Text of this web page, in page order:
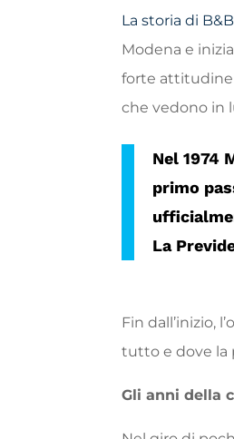
La storia di
Modena e
forte attitudine
che vedono in
Nel 1974
primo
La
Fin dall’inizio,
tutto e dove la
Gli anni della